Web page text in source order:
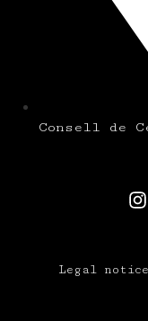
Consell de
Legal notice